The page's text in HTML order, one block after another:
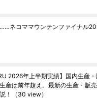
ネコママウンテンファイナル
2026年上半期実績】国内生産
産は前年超え。最新の生産・販
！
（30 view）